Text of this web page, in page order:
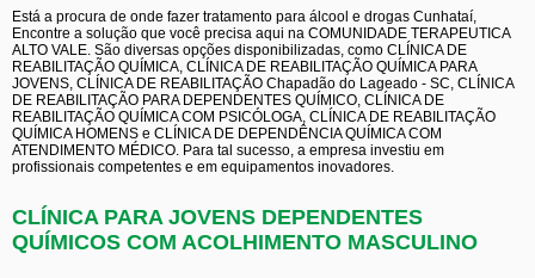
Está a procura de onde fazer tratamento para álcool e drogas Cunhataí,
Encontre a solução que você precisa aqui na COMUNIDADE TERAPEUTICA
ALTO VALE. São diversas opções disponibilizadas, como CLÍNICA DE
REABILITAÇÃO QUÍMICA, CLÍNICA DE REABILITAÇÃO QUÍMICA PARA
JOVENS, CLÍNICA DE REABILITAÇÃO Chapadão do Lageado - SC, CLÍNICA
DE REABILITAÇÃO PARA DEPENDENTES QUÍMICO, CLÍNICA DE
REABILITAÇÃO QUÍMICA COM PSICÓLOGA, CLÍNICA DE REABILITAÇÃO
QUÍMICA HOMENS e CLÍNICA DE DEPENDÊNCIA QUÍMICA COM
ATENDIMENTO MÉDICO. Para tal sucesso, a empresa investiu em
profissionais competentes e em equipamentos inovadores.
CLÍNICA PARA JOVENS DEPENDENTES
QUÍMICOS COM ACOLHIMENTO MASCULINO